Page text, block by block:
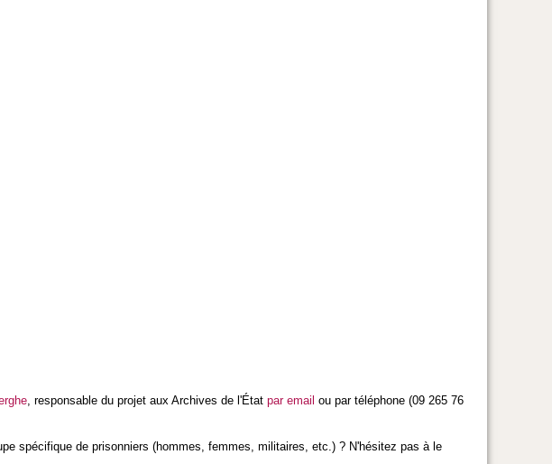
, responsable du projet aux Archives de l'État par email ou par téléphone (09 265 76
spécifique de prisonniers (hommes, femmes, militaires, etc.) ? N'hésitez pas à le